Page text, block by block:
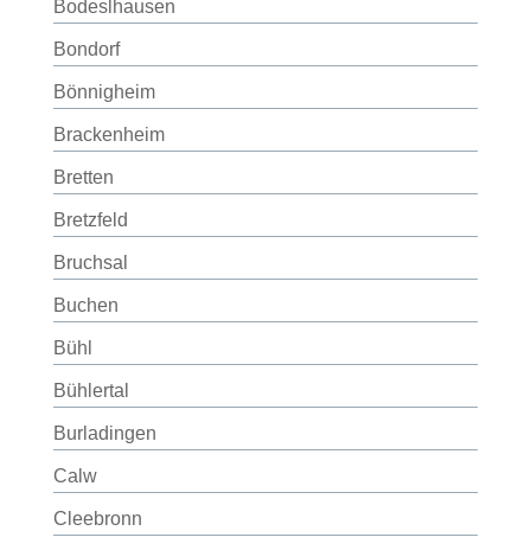
Bodeslhausen
Bondorf
Bönnigheim
Brackenheim
Bretten
Bretzfeld
Bruchsal
Buchen
Bühl
Bühlertal
Burladingen
Calw
Cleebronn